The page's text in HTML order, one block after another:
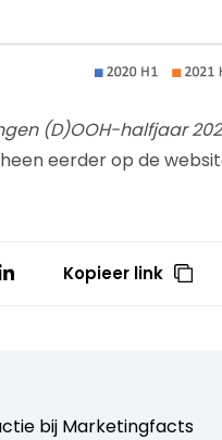
(D)OOH-halfjaar
eerder op de
Kopieer link
bij Marketingfacts